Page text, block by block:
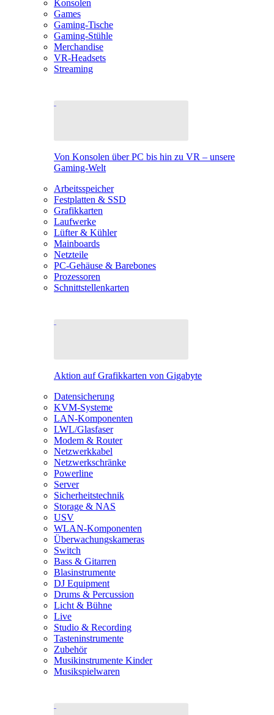
Konsolen
Games
Gaming-Tische
Gaming-Stühle
Merchandise
VR-Headsets
Streaming
Von Konsolen über PC bis hin zu VR – unsere
Gaming-Welt
Arbeitsspeicher
Festplatten & SSD
Grafikkarten
Laufwerke
Lüfter & Kühler
Mainboards
Netzteile
PC-Gehäuse & Barebones
Prozessoren
Schnittstellenkarten
Aktion auf Grafikkarten von Gigabyte
Datensicherung
KVM-Systeme
LAN-Komponenten
LWL/Glasfaser
Modem & Router
Netzwerkkabel
Netzwerkschränke
Powerline
Server
Sicherheitstechnik
Storage & NAS
USV
WLAN-Komponenten
Überwachungskameras
Switch
Bass & Gitarren
Blasinstrumente
DJ Equipment
Drums & Percussion
Licht & Bühne
Live
Studio & Recording
Tasteninstrumente
Zubehör
Musikinstrumente Kinder
Musikspielwaren